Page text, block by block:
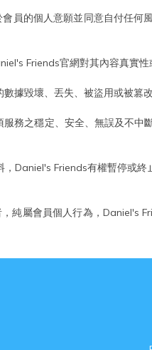
員的個人意願並同意自付任何
Friends官網對其內容真實性
據毀壞、丟失、被盜用或被篡
務之穩定、安全、無誤及不中
Daniel's Friends有權暫停或
純屬會員個人行為，Daniel's